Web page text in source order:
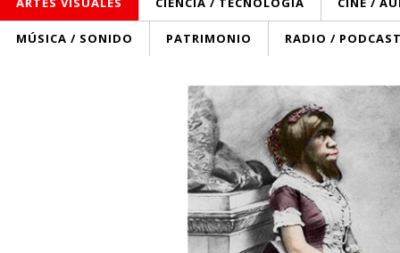
MÚSICA / SONIDO PATRIMONIO RADIO / PODCAST
> Ir a Sobre el CCESantiago